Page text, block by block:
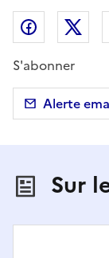
Partager
S'abonner
Alerte
Sur